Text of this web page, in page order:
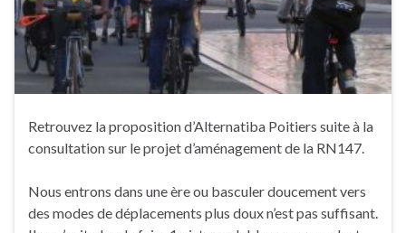
Retrouvez la proposition d’Alternatiba Poitiers suite à la
consultation sur le projet d’aménagement de la RN147.
Nous entrons dans une ère ou basculer doucement vers
des modes de déplacements plus doux n’est pas suffisant.